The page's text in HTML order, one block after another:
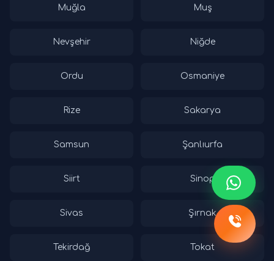
Muğla Muş
Nevşehir Niğde
Ordu Osmaniye
Rize Sakarya
Samsun Şanlıurfa
Siirt Sinop
Sivas Şırnak
Tekirdağ Tokat